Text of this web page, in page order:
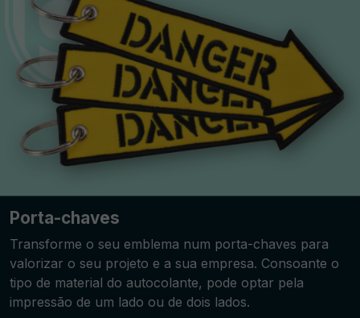
Porta-chaves
Transforme o seu emblema num porta-chaves para
valorizar o seu projeto e a sua empresa. Consoante o
tipo de material do autocolante, pode optar pela
impressão de um lado ou de dois lados.